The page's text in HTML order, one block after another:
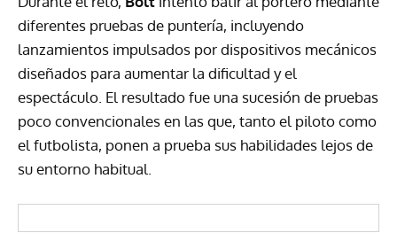
diferentes pruebas de puntería, incluyendo
lanzamientos impulsados por dispositivos mecánicos
diseñados para aumentar la dificultad y el
espectáculo. El resultado fue una sucesión de pruebas
poco convencionales en las que, tanto el piloto como
el futbolista, ponen a prueba sus habilidades lejos de
su entorno habitual.